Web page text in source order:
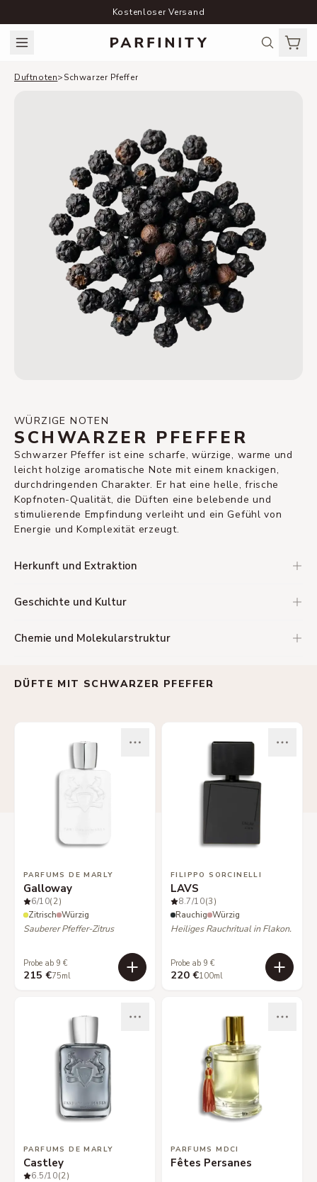
Kostenloser Versand
Duftnoten>Schwarzer Pfeffer
WÜRZIGE NOTEN
SCHWARZER PFEFFER
Schwarzer Pfeffer ist eine scharfe, würzige, warme und
leicht holzige aromatische Note mit einem knackigen,
durchdringenden Charakter. Er hat eine helle, frische
Kopfnoten-Qualität, die Düften eine belebende und
stimulierende Empfindung verleiht und ein Gefühl von
Energie und Komplexität erzeugt.
Herkunft und Extraktion
Geschichte und Kultur
Chemie und Molekularstruktur
DÜFTE MIT SCHWARZER PFEFFER
PARFUMS DE MARLY
Galloway
6/10(2)
Zitrisch Würzig
Sauberer Pfeffer-Zitrus
Probe ab 9 €
215 €75ml
FILIPPO SORCINELLI
LAVS
8.7/10(3)
Rauchig Würzig
Heiliges Rauchritual in Flakon.
Probe ab 9 €
220 €100ml
PARFUMS DE MARLY
Castley
6.5/10(2)
PARFUMS MDCI
Fêtes Persanes